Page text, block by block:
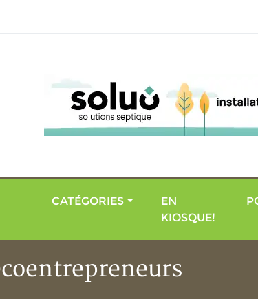
CATÉGORIES
EN
KIOSQUE!